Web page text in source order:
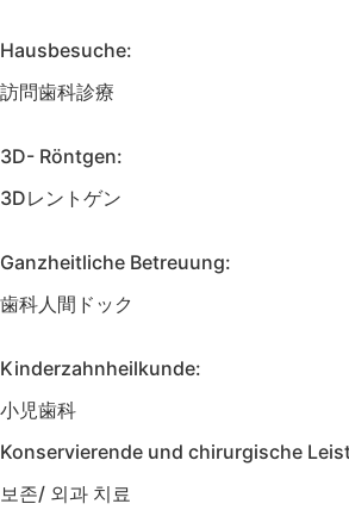
Hausbesuche:
訪問歯科診療
3D- Röntgen:
3Dレントゲン
Ganzheitliche Betreuung:
歯科人間ドック
Kinderzahnheilkunde:
小児歯科
Konservierende und chirurgische
보존/ 외과 치료